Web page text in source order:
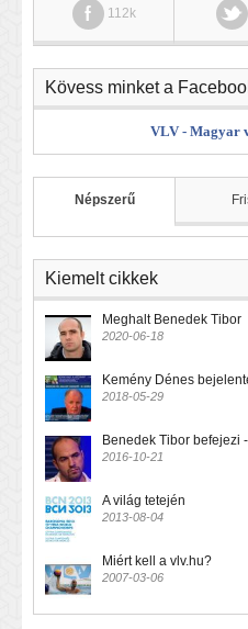
112k
Kövess minket a
VLV - Magyar
Népszerű
Kiemelt cikkek
Meghalt Benedek Tibor
2020-06-18
Kemény Dénes
2018-05-29
Benedek Tibor befejezi
2016-10-21
A világ tetején
2013-08-04
Miért kell a vlv.hu?
2007-03-06